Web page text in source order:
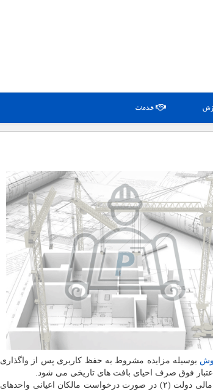
خدمات
بوسیله مزایده مشروط به حفظ کاربری پس از واگذاری
۲- در اجرای ماده (۶۸) قانون الحاق برخی مواد به قانون تنظیم قسمتی از مقررات مالی دولت (۲) در صورت درخواست مالکان اعیانی واحدهای